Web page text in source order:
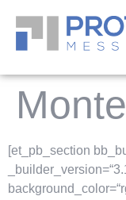
springen
[et_pb_section